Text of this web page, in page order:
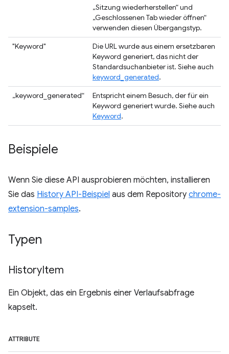
„Sitzung wiederherstellen“ und
„Geschlossenen Tab wieder öffnen“
verwenden diesen Übergangstyp.
"Keyword"
Die URL wurde aus einem ersetzbaren
Keyword generiert, das nicht der
Standardsuchanbieter ist. Siehe auch
keyword_generated.
„keyword_generated“
Entspricht einem Besuch, der für ein
Keyword generiert wurde. Siehe auch
Keyword.
Beispiele
Wenn Sie diese API ausprobieren möchten, installieren
Sie das History API-Beispiel aus dem Repository chrome-
extension-samples.
Typen
HistoryItem
Ein Objekt, das ein Ergebnis einer Verlaufsabfrage
kapselt.
ATTRIBUTE